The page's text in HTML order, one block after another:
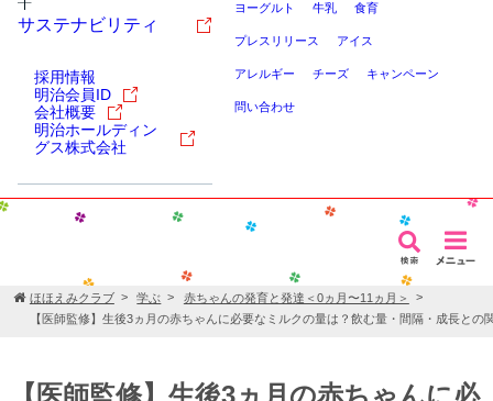
サステナビリティ
採用情報
明治会員ID
会社概要
明治ホールディン
グス株式会社
ヨーグルト 牛乳 食育
プレスリリース アイス
アレルギー チーズ キャンペーン
問い合わせ
ほほえみクラブ 学ぶ
赤ちゃんの発育と発達＜0ヵ月〜11ヵ月＞
【医師監修】生後3ヵ月の赤ちゃんに必要なミルクの量は？飲む量・間隔・成長との